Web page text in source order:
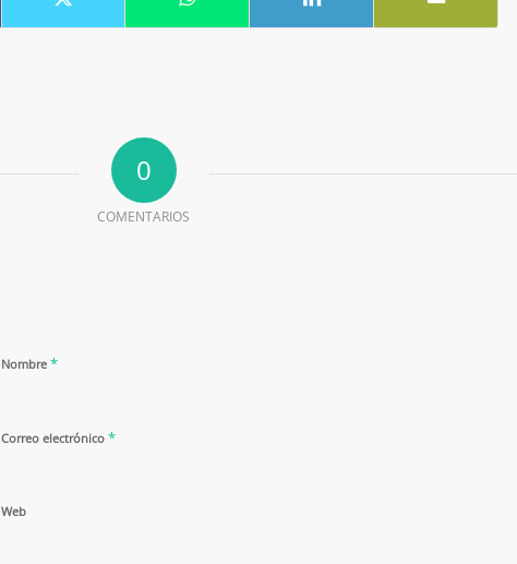
0
COMENTARIOS
Nombre *
Correo electrónico *
Web